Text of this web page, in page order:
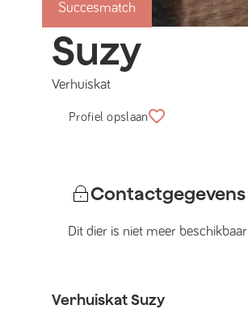
Succesmatch
Suzy
Verhuiskat
Profiel opslaan
Contactgegevens
Dit dier is niet meer beschikbaar
VerhuiskatSuzy